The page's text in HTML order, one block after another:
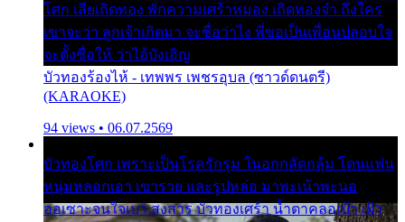
โศก เสียเถิดทอง พักความเศร้าหมอง เถิดทองจ๋า ถึงใคร
เขาจะว่า ลูกเจ้าเกิดมา จะชื่อว่าไง พี่ขอเป็นเพื่อนปลอบใจ
จะตั้งชื่อให้ ว่าไอ้บังเอิญ
บัวทองร้องไห้ - เทพพร เพชรอุบล (ซาวด์ดนตรี)
(KARAOKE)
94 views • 06.07.2569
บัวทองโศก เพราะเป็นโรครักรุม ในอกกลัดกลุ้ม โดนแฟน
หนุ่มหลอกเอา เขารวย และรูปหล่อ มาพะเน้าพะนอ
ออเซาะจนใจเบา สงสาร บัวทองเศร้า น้ำตาคลอเบ้า เฝ้า